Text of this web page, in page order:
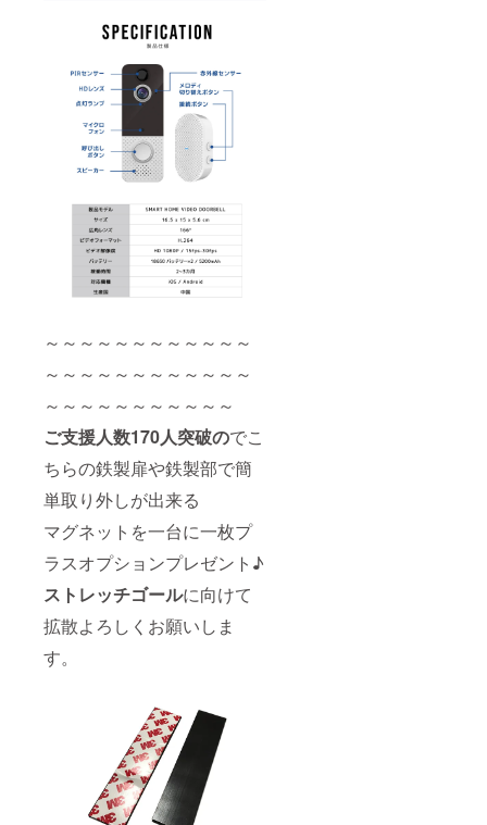
～～～～～～～～～～～～
～～～～～～～～～～～～
～～～～～～～～～～～
ご支援人数170人突破のでこ
ちらの鉄製扉や鉄製部で簡
単取り外しが出来る
マグネットを一台に一枚プ
ラスオプションプレゼント♪
ストレッチゴールに向けて
拡散よろしくお願いしま
す。